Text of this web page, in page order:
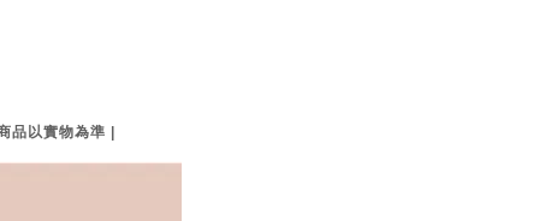
品以實物為準 |